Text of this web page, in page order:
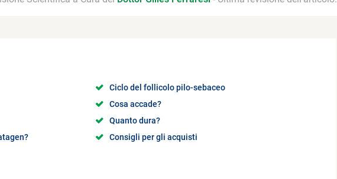
Ciclo del follicolo pilo-sebaceo
Cosa accade?
Quanto dura?
Consigli per gli acquisti